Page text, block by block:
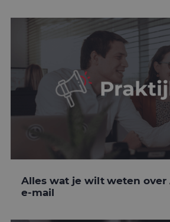
Alles wat je wilt weten over
e-mail